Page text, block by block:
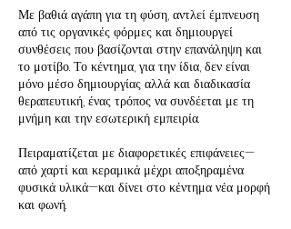
Με βαθιά αγάπη για τη φύση, αντλεί έμπνευση
από τις οργανικές φόρμες και δημιουργεί
συνθέσεις που βασίζονται στην επανάληψη και
το μοτίβο. Το κέντημα, για την ίδια, δεν είναι
μόνο μέσο δημιουργίας αλλά και διαδικασία
θεραπευτική, ένας τρόπος να συνδέεται με τη
μνήμη και την εσωτερική εμπειρία.
Πειραματίζεται με διαφορετικές επιφάνειες—
από χαρτί και κεραμικά μέχρι αποξηραμένα
φυσικά υλικά—και δίνει στο κέντημα νέα μορφή
και φωνή.